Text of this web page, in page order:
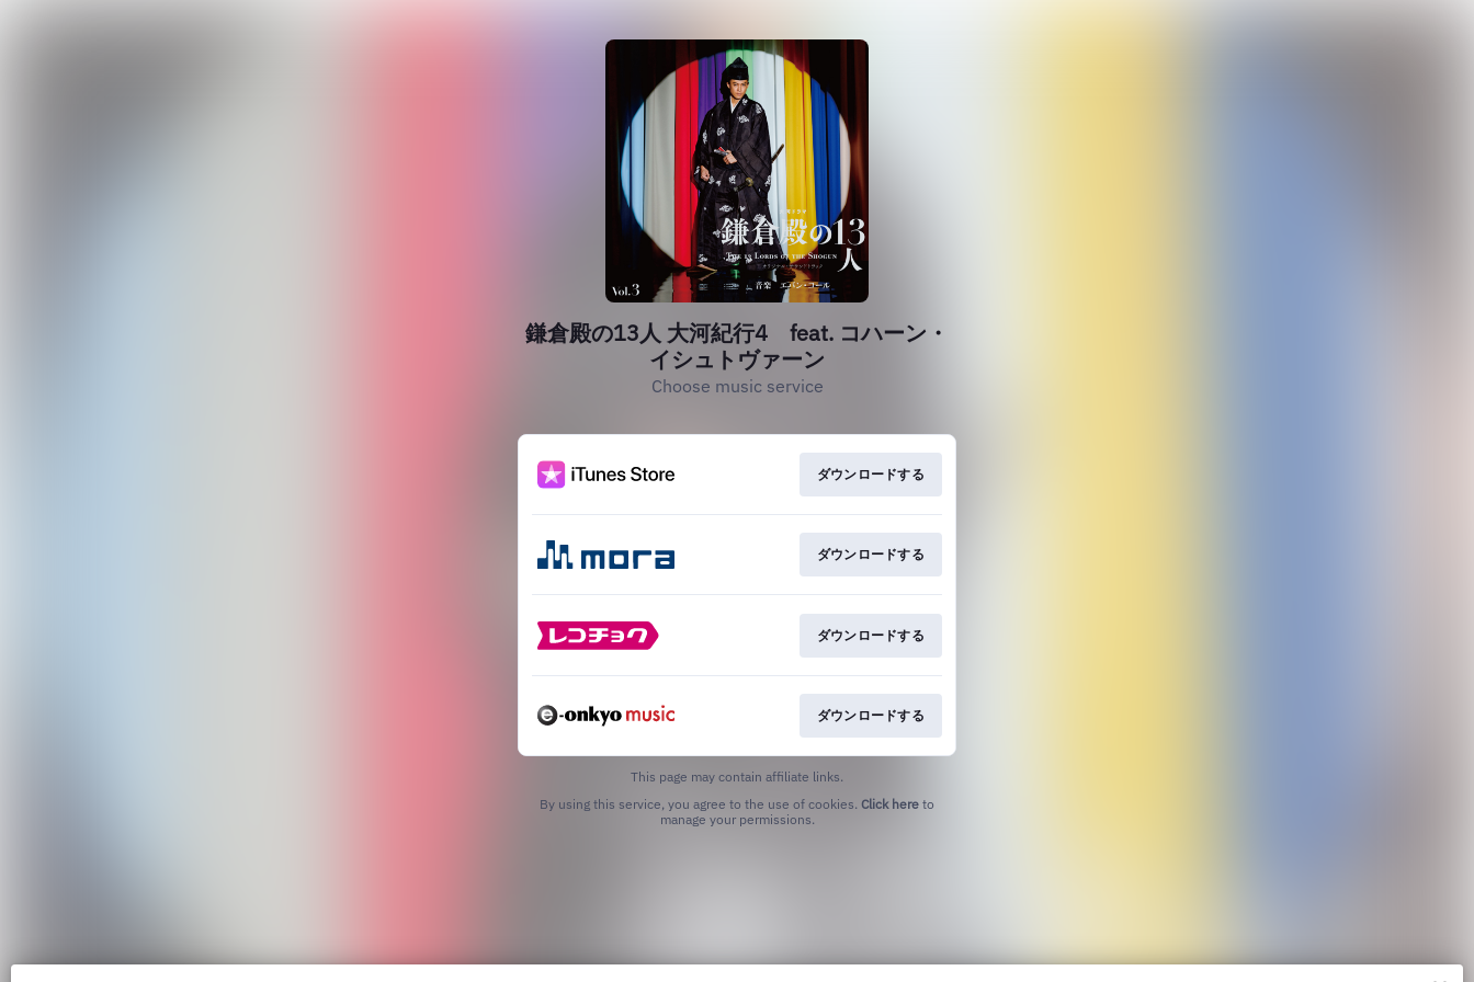
鎌倉殿の13人 大河紀行4 feat. コハーン・
イシュトヴァーン
Choose music service
ダウンロードする
ダウンロードする
ダウンロードする
ダウンロードする
This page may contain affiliate links.
By using this service, you agree to the use of cookies. Click here to
manage your permissions.